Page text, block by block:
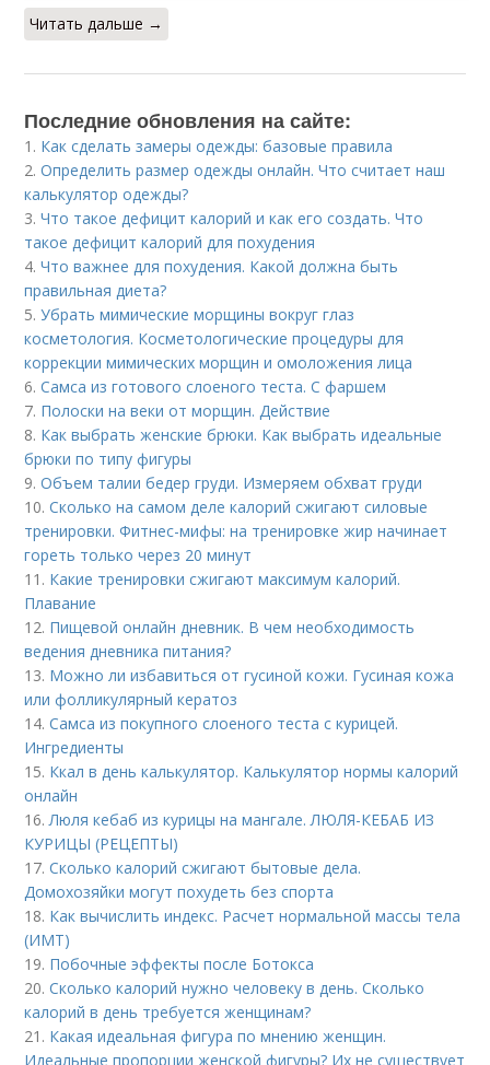
Читать дальше →
Последние обновления на сайте:
1. Как сделать замеры одежды: базовые правила
2.Определить размер одежды онлайн. Что считает наш
калькулятор одежды?
3.Что такое дефицит калорий и как его создать. Что
такое дефицит калорий для похудения
4.Что важнее для похудения. Какой должна быть
правильная диета?
5.Убрать мимические морщины вокруг глаз
косметология. Косметологические процедуры для
коррекции мимических морщин и омоложения лица
6.Самса из готового слоеного теста. С фаршем
7. Полоски на веки от морщин. Действие
8. Как выбрать женские брюки. Как выбрать идеальные
брюки по типу фигуры
9.Объем талии бедер груди. Измеряем обхват груди
10.Сколько на самом деле калорий сжигают силовые
тренировки. Фитнес-мифы: на тренировке жир начинает
гореть только через 20 минут
11. Какие тренировки сжигают максимум калорий.
Плавание
12. Пищевой онлайн дневник. В чем необходимость
ведения дневника питания?
13. Можно ли избавиться от гусиной кожи. Гусиная кожа
или фолликулярный кератоз
14.Самса из покупного слоеного теста с курицей.
Ингредиенты
15. Ккал в день калькулятор. Калькулятор нормы калорий
онлайн
16.Люля кебаб из курицы на мангале. ЛЮЛЯ-КЕБАБ ИЗ
КУРИЦЫ (РЕЦЕПТЫ)
17.Сколько калорий сжигают бытовые дела.
Домохозяйки могут похудеть без спорта
18. Как вычислить индекс. Расчет нормальной массы тела
(ИМТ)
19. Побочные эффекты после Ботокса
20.Сколько калорий нужно человеку в день. Сколько
калорий в день требуется женщинам?
21. Какая идеальная фигура по мнению женщин.
Идеальные пропорции женской фигуры? Их не существует